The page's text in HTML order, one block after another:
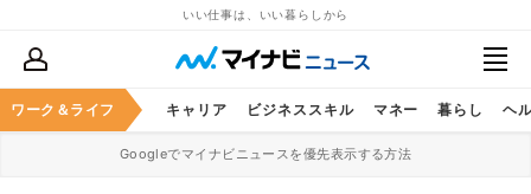
いい仕事は、いい暮らしから
ワーク＆ライフ キャリア ビジネススキル マネー 暮らし ヘ
Googleでマイナビニュースを優先表示する方法